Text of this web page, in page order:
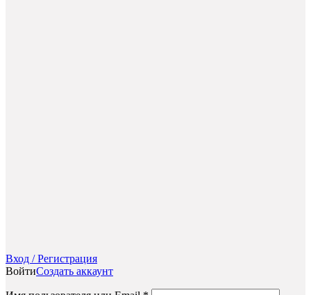
Вход / Регистрация
ВойтиСоздать аккаунт